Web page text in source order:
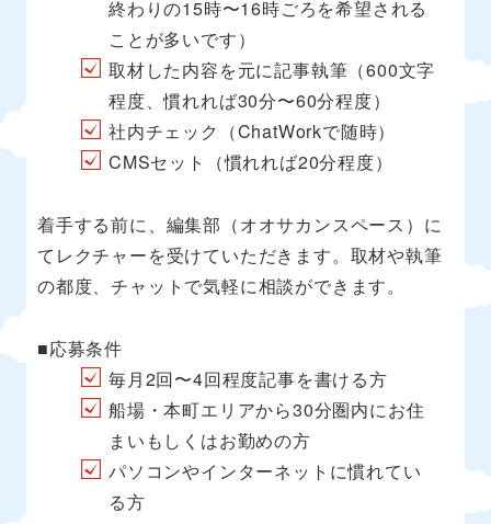
終わりの15時〜16時ごろを希望される
ことが多いです）
取材した内容を元に記事執筆（600文字
程度、慣れれば30分〜60分程度）
社内チェック（ChatWorkで随時）
CMSセット（慣れれば20分程度）
着手する前に、編集部（オオサカンスペース）に
てレクチャーを受けていただきます。取材や執筆
の都度、チャットで気軽に相談ができます。
■応募条件
毎月2回〜4回程度記事を書ける方
船場・本町エリアから30分圏内にお住
まいもしくはお勤めの方
パソコンやインターネットに慣れてい
る方